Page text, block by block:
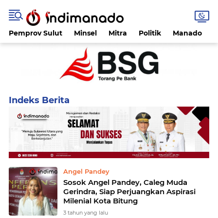
Pemprov Sulut Minsel Mitra Politik Manado
Angel Pandey
Sosok Angel Pandey, Caleg Muda
Gerindra, Siap Perjuangkan Aspirasi
Milenial Kota Bitung
3 tahun yang lalu